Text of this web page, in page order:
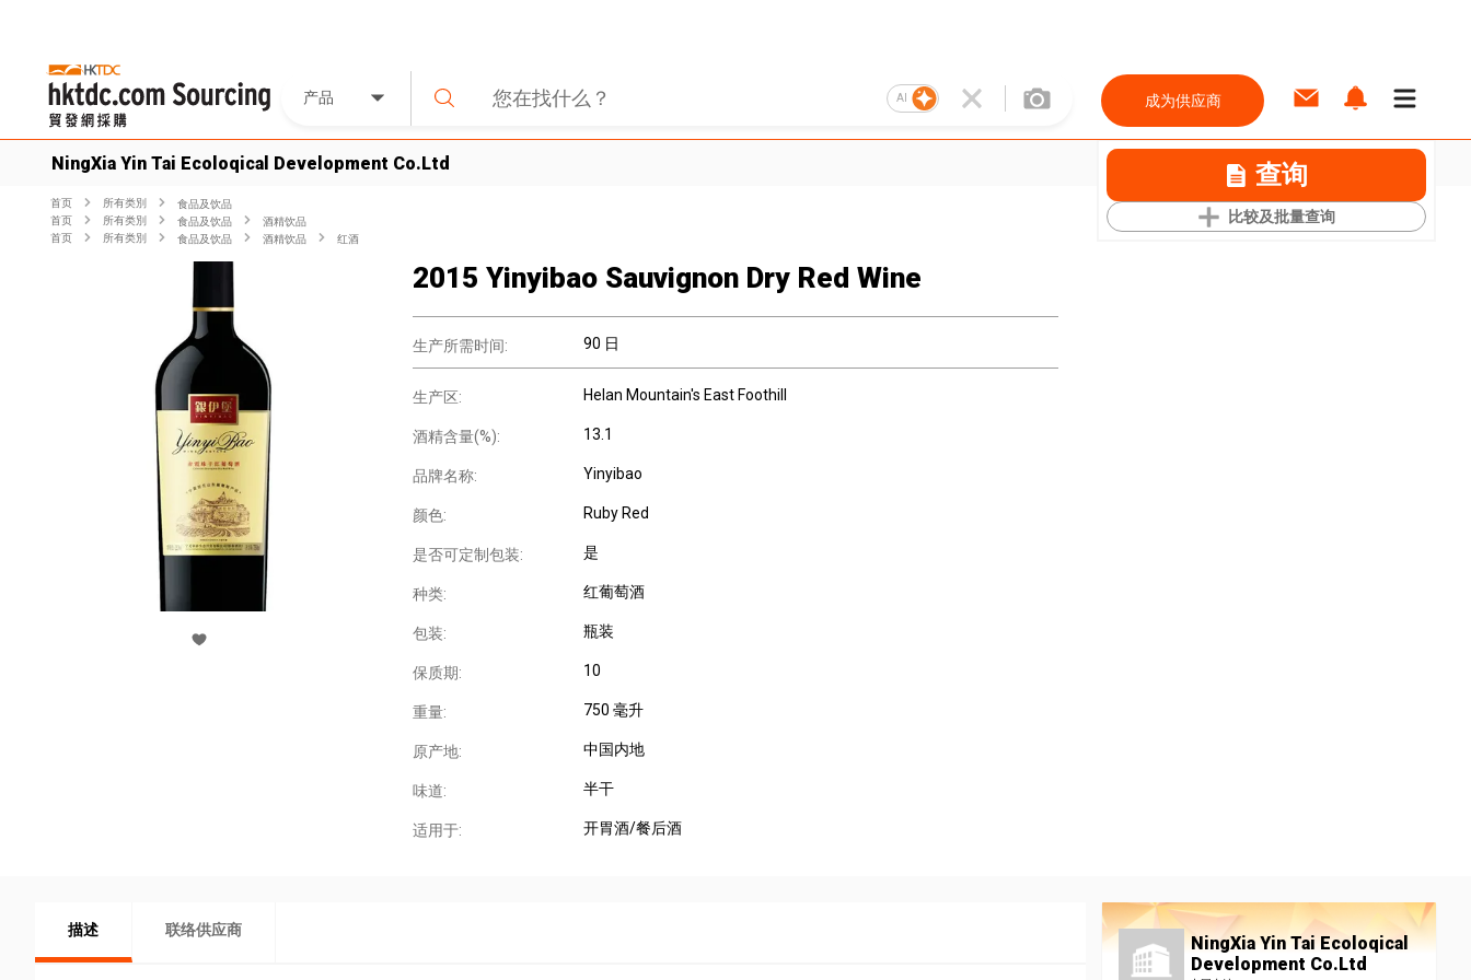
产品 AI 成为供应商
NingXia Yin Tai Ecoloqical Development Co.Ltd 查询
比较及批量查询
首页 所有类別
食品及饮品
首页
所有类別 食品及饮品
酒精饮品
首页
所有类別 食品及饮品 酒精饮品 红酒
2015 Yinyibao Sauvignon Dry Red Wine
生产所需时间: 90 日
生产区: Helan Mountain's East Foothill
酒精含量(%): 13.1
品牌名称: Yinyibao
颜色: Ruby Red
是否可定制包装: 是
种类: 红葡萄酒
包装: 瓶装
保质期: 10
重量: 750 毫升
原产地: 中国内地
味道: 半干
适用于: 开胃酒/餐后酒
描述 联络供应商
NingXia Yin Tai Ecoloqical
Development Co.Ltd